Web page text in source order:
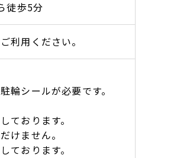
徒歩5分
利用ください。
輪シールが必要です。
ております。
けません。
ております。